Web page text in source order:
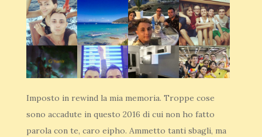
Imposto in rewind la mia memoria. Troppe cose
sono accadute in questo 2016 di cui non ho fatto
parola con te, caro eipho. Ammetto tanti sbagli, ma